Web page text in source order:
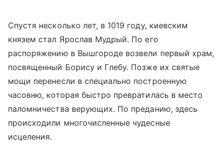
Спустя несколько лет, в 1019 году, киевским
князем стал Ярослав Мудрый. По его
распоряжению в Вышгороде возвели первый храм,
посвященный Борису и Глебу. Позже их святые
мощи перенесли в специально построенную
часовню, которая быстро превратилась в место
паломничества верующих. По преданию, здесь
происходили многочисленные чудесные
исцеления.